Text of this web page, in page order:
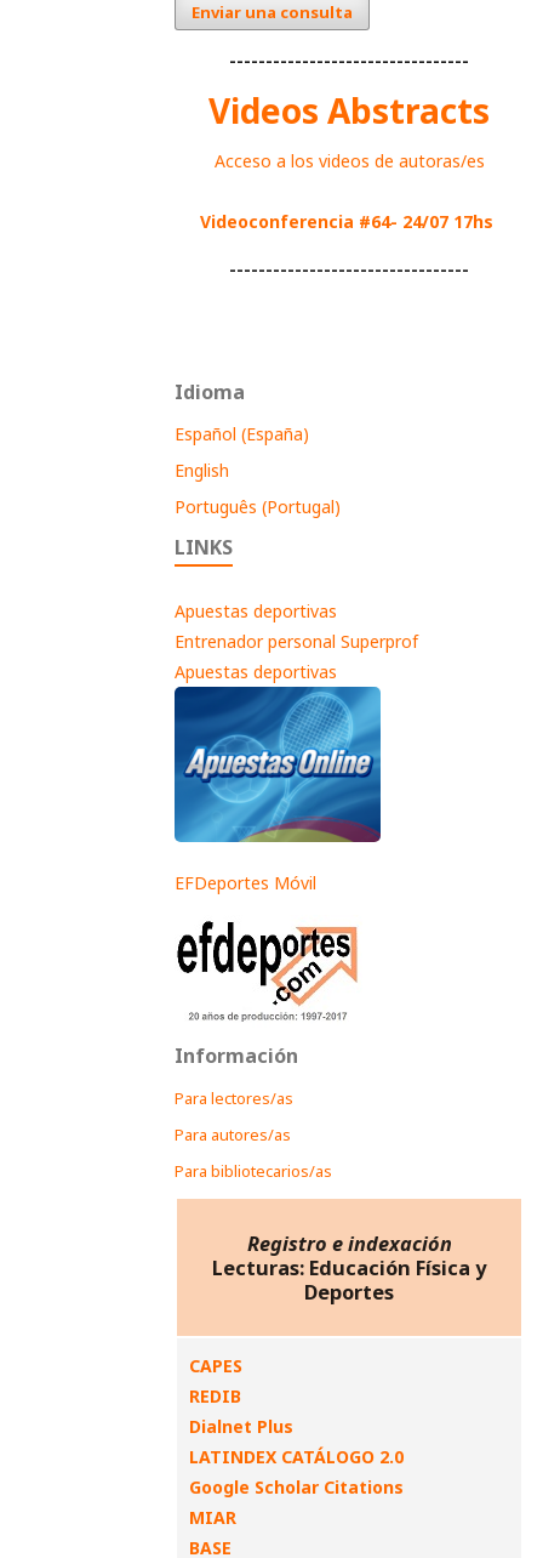
Enviar una consulta
---------------------------------
Videos Abstracts
Acceso a los videos de autoras/es
Videoconferencia #64- 24/07 17hs
---------------------------------
Idioma
Español (España)
English
Português (Portugal)
LINKS
Apuestas deportivas
Entrenador personal Superprof
Apuestas deportivas
EFDeportes Móvil
Información
Para lectores/as
Para autores/as
Para bibliotecarios/as
Registro e indexación
Lecturas: Educación Física y
Deportes
CAPES
REDIB
Dialnet Plus
LATINDEX CATÁLOGO 2.0
Google Scholar Citations
MIAR
BASE